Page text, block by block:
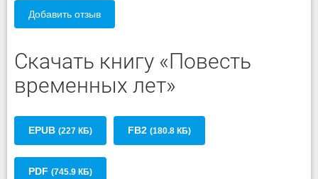
Добавить отзыв
Скачать книгу «Повесть
временных лет»
EPUB (227 КБ) FB2 (180.8 КБ)
PDF (745.9 КБ)